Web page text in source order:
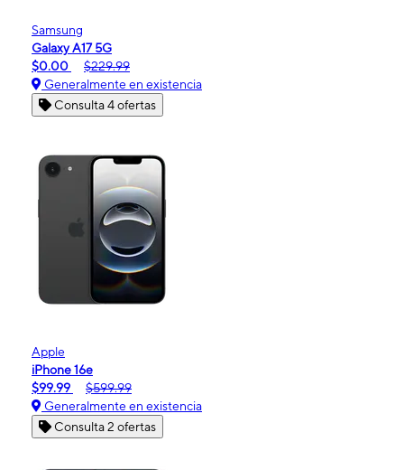
Samsung
Galaxy A17 5G
$0.00
$229.99
Generalmente en existencia
Consulta 4 ofertas
Apple
iPhone 16e
$99.99
$599.99
Generalmente en existencia
Consulta 2 ofertas